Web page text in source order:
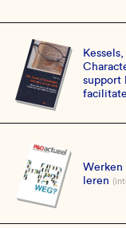
support
Werken
leren